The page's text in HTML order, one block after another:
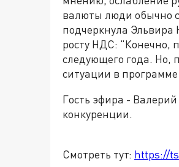
валюты люди обычно
подчеркнула
росту НДС: "Конечно,
следующего года. Но,
ситуации в
Гость эфира -
конкуренции.
Смотреть тут: https://